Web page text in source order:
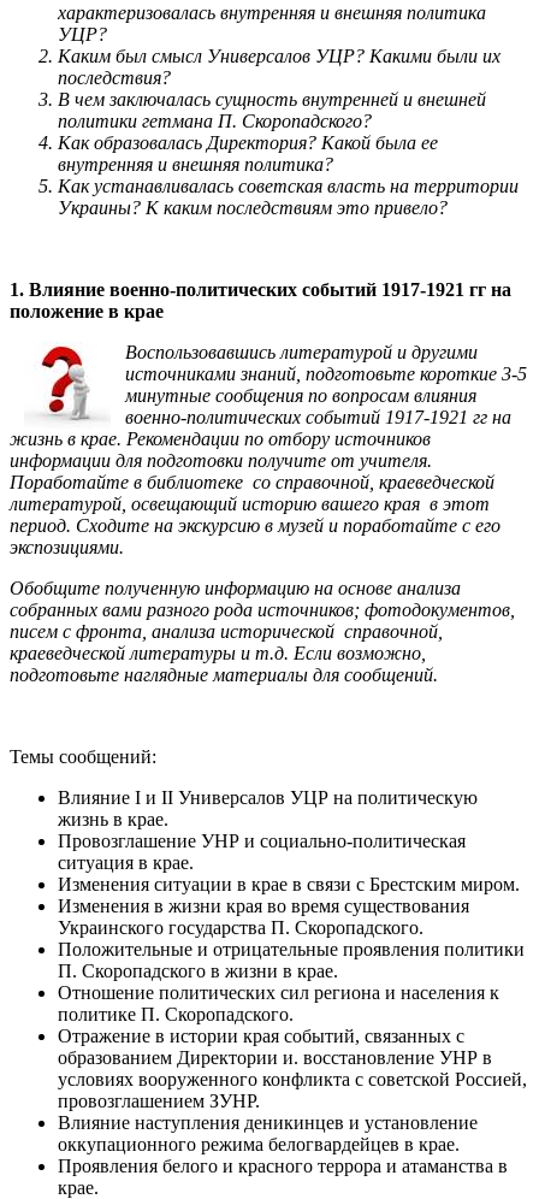
характеризовалась внутренняя и внешняя политика
УЦР?
Каким был смысл Универсалов УЦР? Какими были их
последствия?
В чем заключалась сущность внутренней и внешней
политики гетмана П. Скоропадского?
Как образовалась Директория? Какой была ее
внутренняя и внешняя политика?
Как устанавливалась советская власть на территории
Украины? К каким последствиям это привело?
1. Влияние военно-политических событий 1917-1921 гг на
положение в крае
Воспользовавшись литературой и другими
источниками знаний, подготовьте короткие 3-5
минутные сообщения по вопросам влияния
военно-политических событий 1917-1921 гг на
жизнь в крае. Рекомендации по отбору источников
информации для подготовки получите от учителя.
Поработайте в библиотеке со справочной, краеведческой
литературой, освещающий историю вашего края в этот
период. Сходите на экскурсию в музей и поработайте с его
экспозициями.
Обобщите полученную информацию на основе анализа
собранных вами разного рода источников; фотодокументов,
писем с фронта, анализа исторической справочной,
краеведческой литературы и т.д. Если возможно,
подготовьте наглядные материалы для сообщений.
Темы сообщений:
Влияние I и II Универсалов УЦР на политическую
жизнь в крае.
Провозглашение УНР и социально-политическая
ситуация в крае.
Изменения ситуации в крае в связи с Брестским миром.
Изменения в жизни края во время существования
Украинского государства П. Скоропадского.
Положительные и отрицательные проявления политики
П. Скоропадского в жизни в крае.
Отношение политических сил региона и населения к
политике П. Скоропадского.
Отражение в истории края событий, связанных с
образованием Директории и. восстановление УНР в
условиях вооруженного конфликта с советской Россией,
провозглашением ЗУНР.
Влияние наступления деникинцев и установление
оккупационного режима белогвардейцев в крае.
Проявления белого и красного террора и атаманства в
крае.